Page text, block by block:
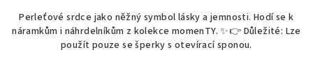
Perleťové srdce jako něžný symbol lásky a jemnosti. Hodí se k
náramkům i náhrdelníkům z kolekce momenTY. ✨👉 Důležité: Lze
použít pouze se šperky s otevírací sponou.